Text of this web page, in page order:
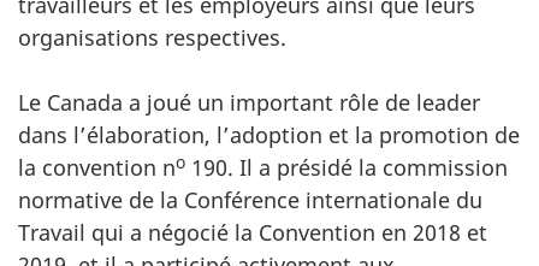
organisations respectives.
Le Canada a joué un important rôle de leader
dans l’élaboration, l’adoption et la promotion de
la convention no 190. Il a présidé la commission
normative de la Conférence internationale du
Travail qui a négocié la Convention en 2018 et